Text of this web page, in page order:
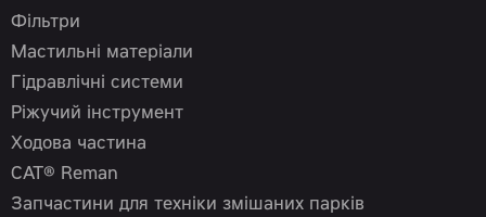
Фільтри
Мастильні матеріали
Гідравлічні системи
Ріжучий інструмент
Ходова частина
CAT® Reman
Запчастини для техніки змішаних парків